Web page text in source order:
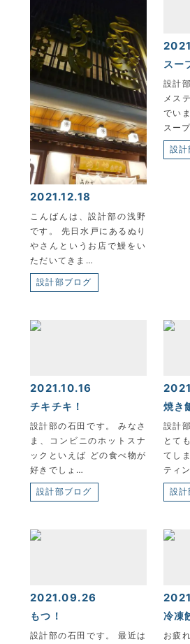
2021.12.18
こんばんは、設計部の浅野
です。 先日水戸にあるぬり
やさんというお店で鰻をい
ただいてきま…
設計部ブログ
スー
設計
メス
でい
スー
設計
2021.10.16
チキチキ！
設計部の石田です。 みなさ
ま、コンビニのホットスナ
ックといえば どの食べ物が
好きでしょ…
設計部ブログ
焼き
設計
とて
てし
ティ
設計
2021.09.26
もつ！
設計部の石田です。 最近は
冷凍
お疲